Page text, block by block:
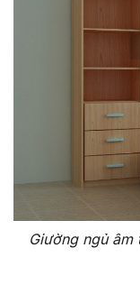
Giường ngủ